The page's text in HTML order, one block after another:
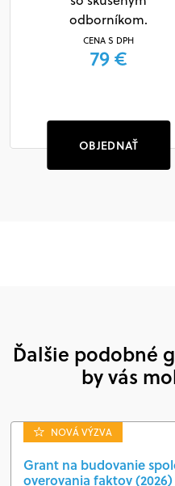
odborníkom.
CENA S DPH
79 €
OBJEDNAŤ
Ďalšie podobné
by vás
NOVÁ VÝZVA
Grant na budovanie
overovania faktov (2026)